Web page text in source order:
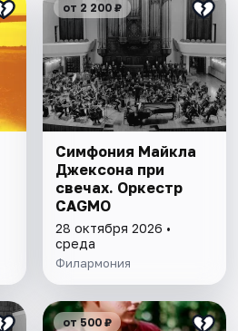
от 2 200 ₽
Симфония Майкла
Джексона при
свечах. Оркестр
CAGMO
28 октября 2026 •
среда
Филармония
от 500 ₽